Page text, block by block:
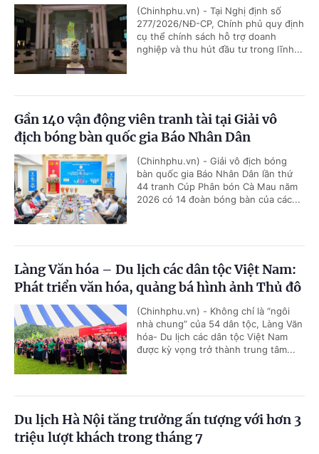
(Chinhphu.vn) - Tại Nghị định số
277/2026/NĐ-CP, Chính phủ quy định
cụ thể chính sách hỗ trợ doanh
nghiệp và thu hút đầu tư trong lĩnh...
Gần 140 vận động viên tranh tài tại Giải vô
địch bóng bàn quốc gia Báo Nhân Dân
(Chinhphu.vn) - Giải vô địch bóng
bàn quốc gia Báo Nhân Dân lần thứ
44 tranh Cúp Phân bón Cà Mau năm
2026 có 14 đoàn bóng bàn của các...
Làng Văn hóa – Du lịch các dân tộc Việt Nam:
Phát triển văn hóa, quảng bá hình ảnh Thủ đô
(Chinhphu.vn) - Không chỉ là “ngôi
nhà chung” của 54 dân tộc, Làng Văn
hóa- Du lịch các dân tộc Việt Nam
được kỳ vọng trở thành trung tâm...
Du lịch Hà Nội tăng trưởng ấn tượng với hơn 3
triệu lượt khách trong tháng 7